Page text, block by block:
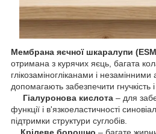
Мембрана яєчної шкаралупи
отримана з курячих яєць, багата
глікозаміногліканами і
допомагають забезпечити гнучкість і
Гіалуронова кислота – для
функції і в'язкоеластичності
підтримки структури суглобів.